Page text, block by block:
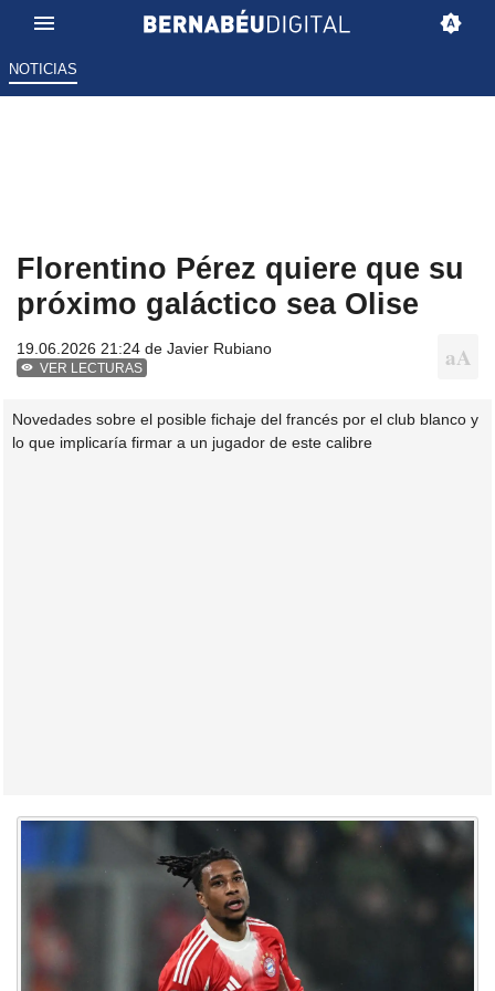
NOTICIAS
Florentino Pérez quiere que su
próximo galáctico sea Olise
19.06.2026 21:24 de Javier Rubiano
VER LECTURAS
Novedades sobre el posible fichaje del francés por el club blanco y
lo que implicaría firmar a un jugador de este calibre